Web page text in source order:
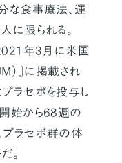
な食事療法、運
に限られる。
年3月に米国
）』に掲載され
ラセボを投与し
始から68週の
プラセボ群の体
。